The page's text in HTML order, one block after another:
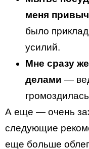
меня
было
усилий.
Мне сразу
делами —
А еще — очень
следующие
еще больше